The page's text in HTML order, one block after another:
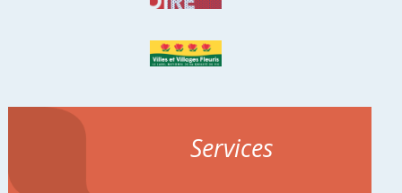
Services